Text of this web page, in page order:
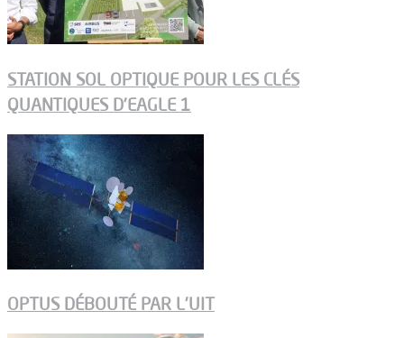
STATION SOL OPTIQUE POUR LES CLÉS
QUANTIQUES D’EAGLE 1
OPTUS DÉBOUTÉ PAR L’UIT